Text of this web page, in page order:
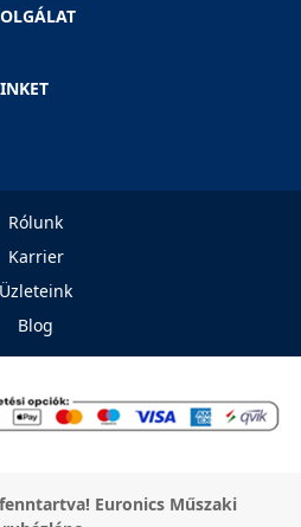
Rólunk
Karrier
Üzleteink
Blog
Euronics Műszaki